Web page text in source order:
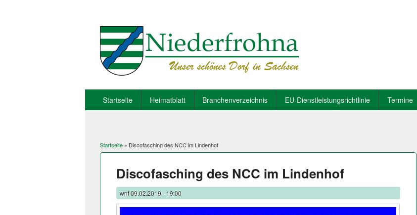
Startseite Heimatblatt Branchenverzeichnis EU-Dienstleistungsrichtlinie Termine
Sie sind hier
Startseite » Discofasching des NCC im Lindenhof
Discofasching des NCC im Lindenhof
wnf09.02.2019 - 19:00